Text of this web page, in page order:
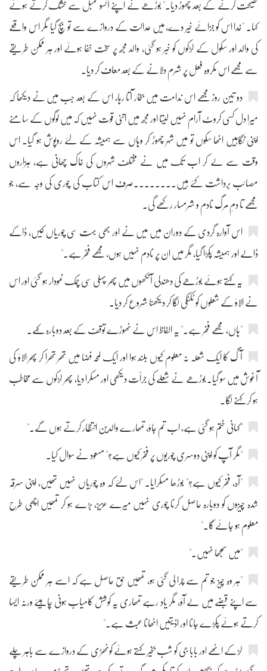
نصیحت کرنے کے بعد چھوڑ دیا۔" بوڑھے نے اپنے آنسو کمبل سے خشک کرتے ہوئے
کہا۔ "خدا اس کو جزائے خیر دے، میں عدالت کے دروازے سے تو بچ گیا مگر اس واقعے
کی والد اور سکول کے لڑکوں کو خبر ہو گئی، والد مجھ پر سخت خفا ہوئے اور ہر ممکن طریقے
سے مجھے اس مکروہ فعل پر شرم دلانے کے بعد معاف کر دیا۔
دو تین روز مجھے اس ندامت میں بخار آتا رہا، اس کے بعد جب میں نے دیکھا کہ
میرا دل کسی کروٹ آرام نہیں لیتا اور مجھ میں اتنی قوت نہیں کہ میں لوگوں کے سامنے
اپنی نگاہیں اٹھا سکوں تو میں شہر چھوڑ کر وہاں سے ہمیشہ کے لئے روپوش ہو گیا۔ اس
وقت سے لے کر اب تک میں نے مختلف شہروں کی خاک چھانی ہے، ہزاروں
مصائب برداشت کئے ہیں۔۔۔۔۔۔۔۔صرف اس کتاب کی چوری کی وجہ سے، جو
مجھے تا دمِ مرگ نادم و شرمسار رکھے گی۔
اس آوارہ گردی کے دوران میں میں نے اور بھی بہت سی چوریاں کیں، ڈاکے
ڈالے اور ہمیشہ پکڑا گیا، مگر میں ان پر نادم نہیں ہوں، مجھے فخر ہے۔"
یہ کہتے ہوئے بوڑھے کی دھندلی آنکھوں میں پھر پہلی سی چمک نمودار ہو گئی اور اس
نے الاؤ کے شعلوں کو ٹکٹکی لگا کر دیکھنا شروع کر دیا۔
"ہاں، مجھے فخر ہے۔" یہ الفاظ اس نے ٹھوڑے توقف کے بعد دوبارہ کہے۔
آگ کا ایک شعلہ نہ معلوم کیوں بلند ہوا اور ایک لمحہ فضا میں تھر تھرا کر پھر الاؤ کی
آغوش میں سو گیا۔ بوڑھے نے شعلے کی جرأت دیکھی اور مسکرا دیا، پھر لڑکوں سے مخاطب
ہو کر کہنے لگا۔
"کہانی ختم ہو گئی ہے، اب تم جاؤ، تمھارے والدین انتظار کرتے ہوں گے۔"
"مگر آپ کو اپنی دوسری چوریوں پر فخر کیوں ہے؟" مسعود نے سوال کیا۔
"آہ، فخر کیوں ہے؟" بوڑھا مسکرایا۔ "اس لئے کہ وہ چوریاں نہیں تھیں، اپنی سرقہ
شدہ چیزوں کو دوبارہ حاصل کرنا چوری نہیں میرے عزیز، بڑے ہو کر تمھیں اچھی طرح
معلوم ہو جائے گا۔"
"میں سمجھا نہیں۔"
"ہر وہ چیز جو تم سے چرا لی گئی ہو، تمھیں حق حاصل ہے کہ اسے ہر ممکن طریقے
سے اپنے قبضے میں لے آؤ، مگر یاد رہے تمھاری یہ کوشش کامیاب ہونی چاہیئے ورنہ ایسا
کرتے ہوئے پکڑے جانا اور اذیتیں اٹھانا عبث ہے۔"
لڑکے اٹھے اور بابا جی کو شب بخیر کہتے ہوئے کوٹھڑی کے دروازے سے باہر چلے